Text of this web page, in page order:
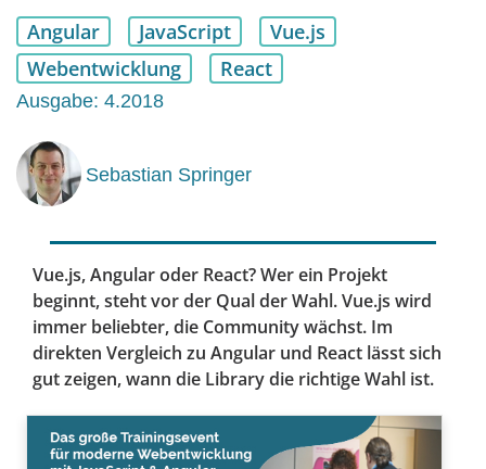
Angular JavaScript
Vue.js
Webentwicklung
React
Ausgabe: 4.2018
Sebastian Springer
Vue.js, Angular oder React? Wer ein Projekt
beginnt, steht vor der Qual der Wahl. Vue.js wird
immer beliebter, die Community wächst. Im
direkten Vergleich zu Angular und React lässt sich
gut zeigen, wann die Library die richtige Wahl ist.